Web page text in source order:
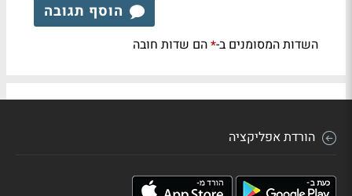
הוסף תגובה
השדות המסומנים ב-*הם שדות חובה
הורדת אפליקציה